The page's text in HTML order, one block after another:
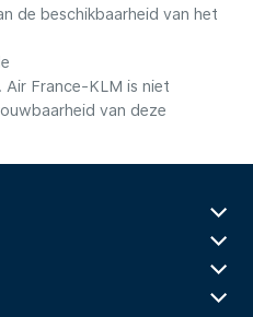
de beschikbaarheid van het
France-KLM is niet
van deze